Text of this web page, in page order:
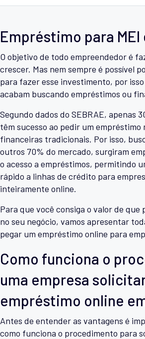
Empréstimo para MEI
O objetivo de todo empreendedor é
crescer. Mas nem sempre é possível
para fazer esse investimento, por
acabam buscando empréstimos ou
Segundo dados do SEBRAE, apenas
têm sucesso ao pedir um
financeiras tradicionais. Por isso,
outros 70% do mercado, surgiram
o acesso a empréstimos, permitindo
rápido a linhas de crédito para
inteiramente online.
Para que você consiga o valor de
no seu negócio, vamos apresentar
pegar um empréstimo online para
Como funciona o
uma empresa
empréstimo online
Antes de entender as vantagens é
como funciona o procedimento para